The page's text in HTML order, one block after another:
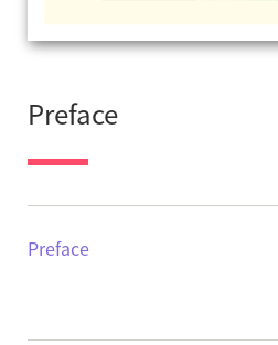
Preface
Preface